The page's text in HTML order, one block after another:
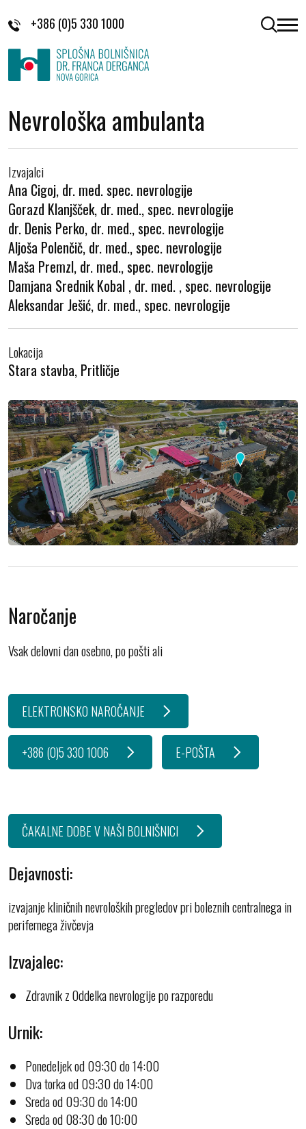
+386 (0)5 330 1000 odpri
Nevrološka ambulanta
Izvajalci
Ana Cigoj, dr. med. spec. nevrologije
Gorazd Klanjšček, dr. med., spec. nevrologije
dr. Denis Perko, dr. med., spec. nevrologije
Aljoša Polenčič, dr. med., spec. nevrologije
Maša Premzl, dr. med., spec. nevrologije
Damjana Srednik Kobal , dr. med. , spec. nevrologije
Aleksandar Ješić, dr. med., spec. nevrologije
Lokacija
Stara stavba, Pritličje
Naročanje
Vsak delovni dan osebno, po pošti ali
ELEKTRONSKO NAROČANJE
+386 (0)5 330 1006 E-POŠTA
ČAKALNE DOBE V NAŠI BOLNIŠNICI
Dejavnosti:
izvajanje kliničnih nevroloških pregledov pri boleznih centralnega in
perifernega živčevja
Izvajalec:
Zdravnik z Oddelka nevrologije po razporedu
Urnik:
Ponedeljek od 09:30 do 14:00
Dva torka od 09:30 do 14:00
Sreda od 09:30 do 14:00
Sreda od 08:30 do 10:00